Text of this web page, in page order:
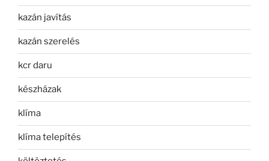
kazán javítás
kazán szerelés
kcr daru
készházak
klíma
klíma telepítés